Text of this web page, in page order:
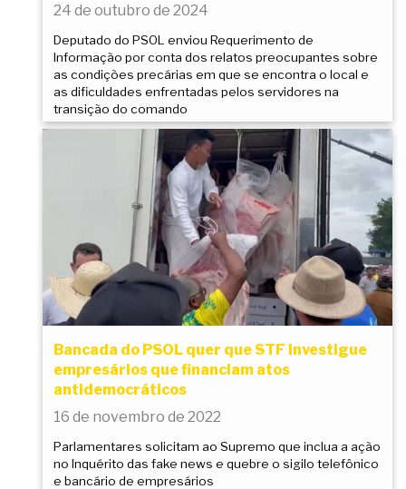
24 de outubro de 2024
Deputado do PSOL enviou Requerimento de
Informação por conta dos relatos preocupantes sobre
as condições precárias em que se encontra o local e
as dificuldades enfrentadas pelos servidores na
transição do comando
Bancada do PSOL quer que STF investigue
empresários que financiam atos
antidemocráticos
16 de novembro de 2022
Parlamentares solicitam ao Supremo que inclua a ação
no Inquérito das fake news e quebre o sigilo telefônico
e bancário de empresários